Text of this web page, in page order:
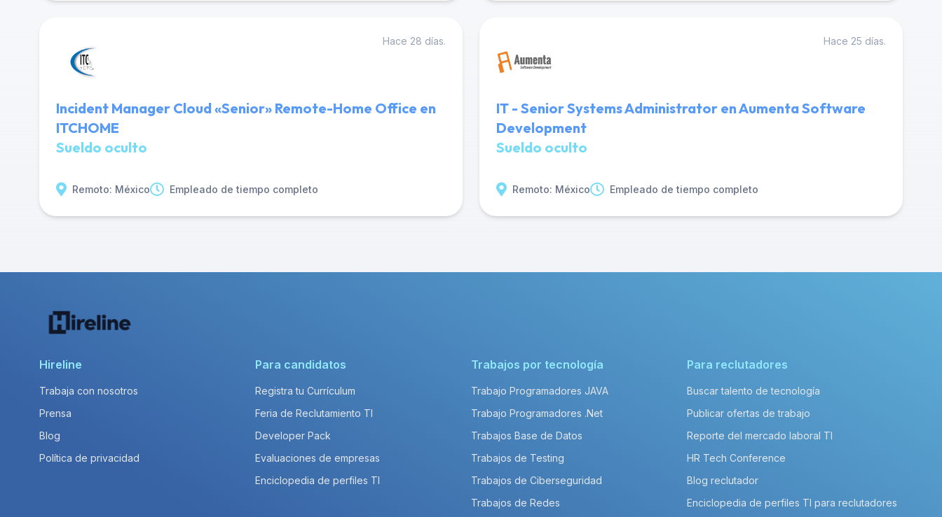
Hace 28 días.
Incident Manager Cloud «Senior» Remote-Home Office en
ITCHOME
Sueldo oculto
Remoto: México Empleado de tiempo completo
Hace 25 días.
IT - Senior Systems Administrator en Aumenta Software
Development
Sueldo oculto
Remoto: México Empleado de tiempo completo
Hireline
Trabaja con nosotros
Prensa
Blog
Política de privacidad
Para candidatos
Registra tu Currículum
Feria de Reclutamiento TI
Developer Pack
Evaluaciones de empresas
Enciclopedia de perfiles TI
Trabajos por tecnología
Trabajo Programadores JAVA
Trabajo Programadores .Net
Trabajos Base de Datos
Trabajos de Testing
Trabajos de Ciberseguridad
Trabajos de Redes
Para reclutadores
Buscar talento de tecnología
Publicar ofertas de trabajo
Reporte del mercado laboral TI
HR Tech Conference
Blog reclutador
Enciclopedia de perfiles TI para reclutadores